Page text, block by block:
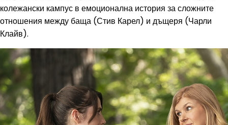
колежански кампус в емоционална история за сложните
отношения между баща (Стив Карел) и дъщеря (Чарли
Клайв).